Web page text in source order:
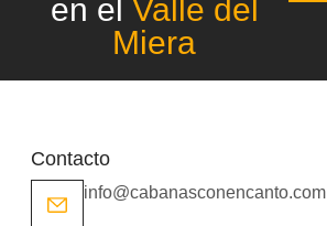
en el Valle del
Miera
Contacto
info@cabanasconencanto.com